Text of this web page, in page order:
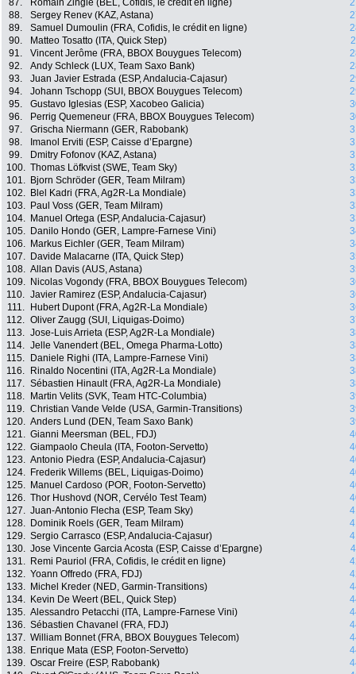
87.
Romain Zingle (BEL, Cofidis, le crédit en ligne)
88.
Sergey Renev (KAZ, Astana)
89.
Samuel Dumoulin (FRA, Cofidis, le crédit en ligne)
90.
Matteo Tosatto (ITA, Quick Step)
91.
Vincent Jerôme (FRA, BBOX Bouygues Telecom)
92.
Andy Schleck (LUX, Team Saxo Bank)
93.
Juan Javier Estrada (ESP, Andalucia-Cajasur)
94.
Johann Tschopp (SUI, BBOX Bouygues Telecom)
95.
Gustavo Iglesias (ESP, Xacobeo Galicia)
96.
Perrig Quemeneur (FRA, BBOX Bouygues Telecom)
97.
Grischa Niermann (GER, Rabobank)
98.
Imanol Erviti (ESP, Caisse d’Epargne)
99.
Dmitry Fofonov (KAZ, Astana)
100. Thomas Löfkvist (SWE, Team Sky)
101.
Bjorn Schröder (GER, Team Milram)
102.
Blel Kadri (FRA, Ag2R-La Mondiale)
103.
Paul Voss (GER, Team Milram)
104.
Manuel Ortega (ESP, Andalucia-Cajasur)
105.
Danilo Hondo (GER, Lampre-Farnese Vini)
106.
Markus Eichler (GER, Team Milram)
107.
Davide Malacarne (ITA, Quick Step)
108. Allan Davis (AUS, Astana)
109.
Nicolas Vogondy (FRA, BBOX Bouygues Telecom)
110. Javier Ramirez (ESP, Andalucia-Cajasur)
111.
Hubert Dupont (FRA, Ag2R-La Mondiale)
112. Oliver Zaugg (SUI, Liquigas-Doimo)
113. Jose-Luis Arrieta (ESP, Ag2R-La Mondiale)
114. Jelle Vanendert (BEL, Omega Pharma-Lotto)
115.
Daniele Righi (ITA, Lampre-Farnese Vini)
116.
Rinaldo Nocentini (ITA, Ag2R-La Mondiale)
117. Sébastien Hinault (FRA, Ag2R-La Mondiale)
118.
Martin Velits (SVK, Team HTC-Columbia)
119. Christian Vande Velde (USA, Garmin-Transitions)
120. Anders Lund (DEN, Team Saxo Bank)
121. Gianni Meersman (BEL, FDJ)
122. Giampaolo Cheula (ITA, Footon-Servetto)
123. Antonio Piedra (ESP, Andalucia-Cajasur)
124.
Frederik Willems (BEL, Liquigas-Doimo)
125.
Manuel Cardoso (POR, Footon-Servetto)
126. Thor Hushovd (NOR, Cervélo Test Team)
127. Juan-Antonio Flecha (ESP, Team Sky)
128.
Dominik Roels (GER, Team Milram)
129. Sergio Carrasco (ESP, Andalucia-Cajasur)
130. Jose Vincente Garcia Acosta (ESP, Caisse d’Epargne)
131.
Remi Pauriol (FRA, Cofidis, le crédit en ligne)
132. Yoann Offredo (FRA, FDJ)
133.
Michel Kreder (NED, Garmin-Transitions)
134.
Kevin De Weert (BEL, Quick Step)
135. Alessandro Petacchi (ITA, Lampre-Farnese Vini)
136. Sébastien Chavanel (FRA, FDJ)
137. William Bonnet (FRA, BBOX Bouygues Telecom)
138.
Enrique Mata (ESP, Footon-Servetto)
139. Oscar Freire (ESP, Rabobank)